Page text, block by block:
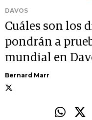
DAVOS
Cuáles son los
pondrán a
mundial en
Bernard Marr